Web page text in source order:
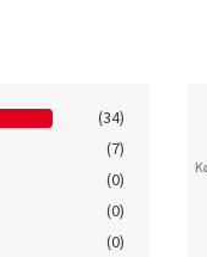
(34)
(7)
(0)
(0)
(0)